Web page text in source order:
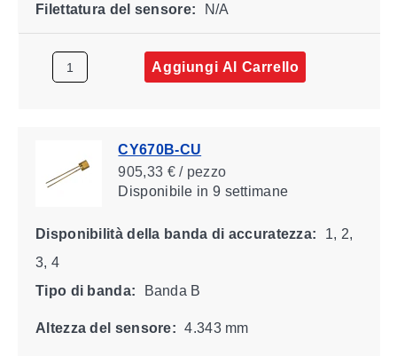
Filettatura del sensore: N/A
Aggiungi Al Carrello
CY670B-CU
905,33 € / pezzo
Disponibile in 9 settimane
Disponibilità della banda di accuratezza:
1, 2,
3, 4
Tipo di banda:
Banda B
Altezza del sensore: 4.343 mm